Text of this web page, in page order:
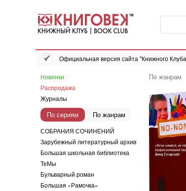
Официальная версия сайта "Книжного
Новинки
Распродажа
Журналы
По сериям По жанрам
СОБРАНИЯ СОЧИНЕНИЙ
Зарубежный литературный архив
Большая школьная библиотека
ТеМы
Бульварный роман
Большая «Рамочка»
По жанрам